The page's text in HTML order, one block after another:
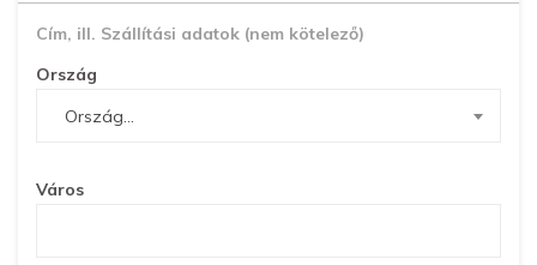
Cím, ill. Szállítási adatok (nem kötelező)
Ország
Ország...
Város